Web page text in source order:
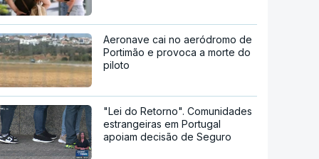
Aeronave cai no aeródromo de
Portimão e provoca a morte do
piloto
"Lei do Retorno". Comunidades
estrangeiras em Portugal
apoiam decisão de Seguro